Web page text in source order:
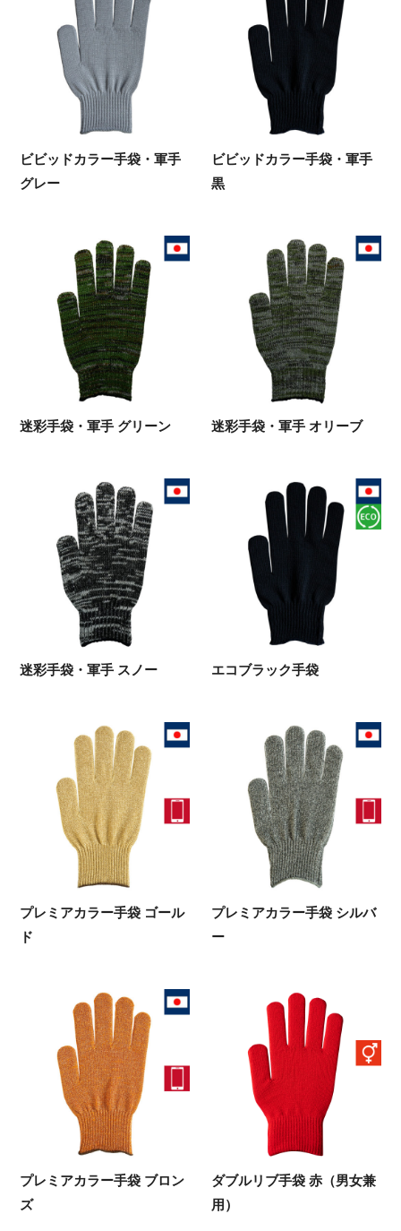
ビビッドカラー手袋・軍手
グレー
ビビッドカラー手袋・軍手
黒
迷彩手袋・軍手 グリーン 迷彩手袋・軍手 オリーブ
迷彩手袋・軍手 スノー エコブラック手袋
プレミアカラー手袋 ゴール
ド
プレミアカラー手袋 シルバ
ー
プレミアカラー手袋 ブロン
ズ
ダブルリブ手袋 赤（男女兼
用）